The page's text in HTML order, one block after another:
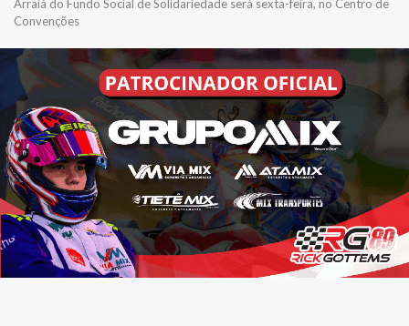
Arraiá do Fundo Social de Solidariedade será sexta-feira, no Centro de
Convenções